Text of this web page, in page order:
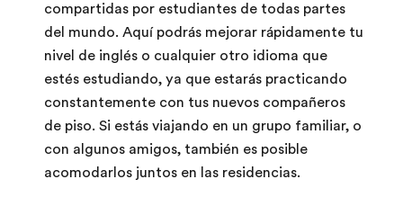
compartidas por estudiantes de todas partes
del mundo. Aquí podrás mejorar rápidamente tu
nivel de inglés o cualquier otro idioma que
estés estudiando, ya que estarás practicando
constantemente con tus nuevos compañeros
de piso. Si estás viajando en un grupo familiar, o
con algunos amigos, también es posible
acomodarlos juntos en las residencias.